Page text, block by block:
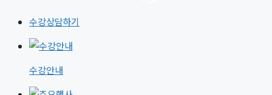
수강상담하기
수강안내